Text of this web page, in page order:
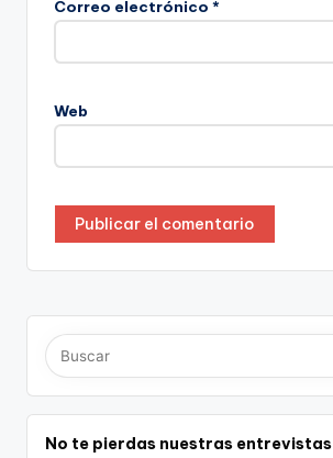
Correo electrónico *
Web
No te pierdas nuestras entrevistas